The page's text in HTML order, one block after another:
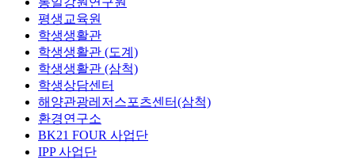
평생교육원
학생생활관
학생생활관 (도계)
학생생활관 (삼척)
학생상담센터
해양관광레저스포츠센터(삼척)
환경연구소
BK21 FOUR 사업단
IPP 사업단